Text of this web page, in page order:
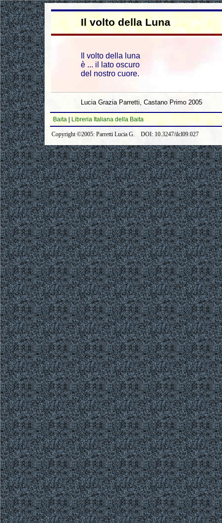
Il volto della Luna
Il volto della luna
è ... il lato oscuro
del nostro cuore.
Lucia Grazia Parretti, Castano Primo 2005
Baita Libreria Italiana della Baita
Copyright ©2005: Parretti Lucia G. DOI: 10.3247/ilcl09.027